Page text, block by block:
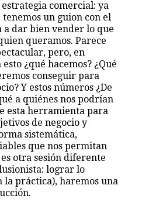
comercial: ya
tenemos un guion con el
a dar bien vender lo que
queramos. Parece
pero, en
¿qué hacemos? ¿Qué
conseguir para
Y estos números ¿De
a quiénes nos podrían
esta herramienta para
de negocio y
sistemática,
que nos permitan
otra sesión diferente
lograr lo
la práctica), haremos una